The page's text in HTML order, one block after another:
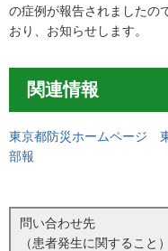
の症例が報告されましたの
おり、お知らせします。
関連情報
東京都防災ホームページ
部報
問い合わせ先
（患者発生に関すること）